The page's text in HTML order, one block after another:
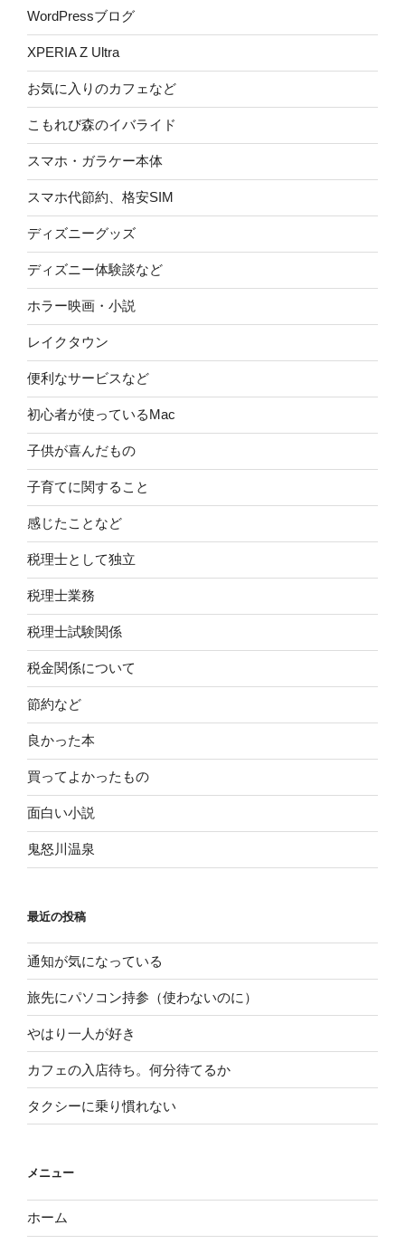
WordPressブログ
XPERIA Z Ultra
お気に入りのカフェなど
こもれび森のイバライド
スマホ・ガラケー本体
スマホ代節約、格安SIM
ディズニーグッズ
ディズニー体験談など
ホラー映画・小説
レイクタウン
便利なサービスなど
初心者が使っているMac
子供が喜んだもの
子育てに関すること
感じたことなど
税理士として独立
税理士業務
税理士試験関係
税金関係について
節約など
良かった本
買ってよかったもの
面白い小説
鬼怒川温泉
最近の投稿
通知が気になっている
旅先にパソコン持参（使わないのに）
やはり一人が好き
カフェの入店待ち。何分待てるか
タクシーに乗り慣れない
メニュー
ホーム